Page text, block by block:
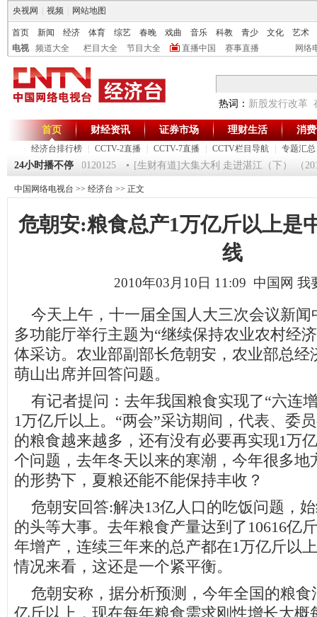
央视网 视频 网站地图
首页 新闻 经济 体育 综艺 春晚 戏曲 音乐 科教 青少 文化
艺术
电视
频道大全 栏目大全 节目大全 直播中国 赛事直播 网络
热词： 新股发行改革
首页
经济台排行榜 CCTV-2直播 CCTV-7直播 CCTV栏目导航 专题汇总
财经资讯 证券市场 理财生活 消
24小时播不停
《第一时间》 20120125 [生财有道]大集大利 走进湛江（下） （
中国网络电视台 >> 经济台 >> 正文
危朝安:粮食总产1万亿斤以上是
线
2010年03月10日 11:09 中国网 我
今天上午，十一届全国人大三次会议新闻
多功能厅举行主题为“继续保持农业农村经
体采访。农业部副部长危朝安，农业部总经
萌山出席并回答问题。
有记者提问：去年我国粮食实现了“六连
1万亿斤以上。“两会”采访期间，代表、委
的粮食越来越多，还有没有必要再实现1万
个问题，去年冬天以来的寒潮，今年很多地
的形势下，夏粮还能不能保持丰收？
危朝安回答:解决13亿人口的吃饭问题，
的头等大事。去年粮食产量达到了10616亿
年增产，连续三年来的总产都在1万亿斤以
情况来看，这还是一个紧平衡。
危朝安称，据分析预测，今年全国的粮食
亿斤以上，现在每年粮食需求刚性增长大